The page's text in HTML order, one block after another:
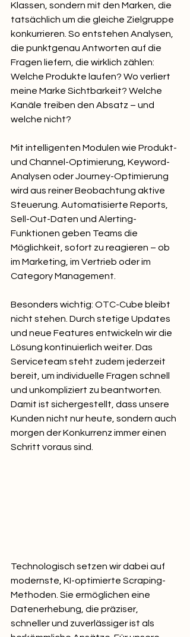
Klassen, sondern mit den Marken, die
tatsächlich um die gleiche Zielgruppe
konkurrieren. So entstehen Analysen,
die punktgenau Antworten auf die
Fragen liefern, die wirklich zählen:
Welche Produkte laufen? Wo verliert
meine Marke Sichtbarkeit? Welche
Kanäle treiben den Absatz – und
welche nicht?
Mit intelligenten Modulen wie Produkt-
und Channel-Optimierung, Keyword-
Analysen oder Journey-Optimierung
wird aus reiner Beobachtung aktive
Steuerung. Automatisierte Reports,
Sell-Out-Daten und Alerting-
Funktionen geben Teams die
Möglichkeit, sofort zu reagieren – ob
im Marketing, im Vertrieb oder im
Category Management.
Besonders wichtig: OTC-Cube bleibt
nicht stehen. Durch stetige Updates
und neue Features entwickeln wir die
Lösung kontinuierlich weiter. Das
Serviceteam steht zudem jederzeit
bereit, um individuelle Fragen schnell
und unkompliziert zu beantworten.
Damit ist sichergestellt, dass unsere
Kunden nicht nur heute, sondern auch
morgen der Konkurrenz immer einen
Schritt voraus sind.
Technologisch setzen wir dabei auf
modernste, KI-optimierte Scraping-
Methoden. Sie ermöglichen eine
Datenerhebung, die präziser,
schneller und zuverlässiger ist als